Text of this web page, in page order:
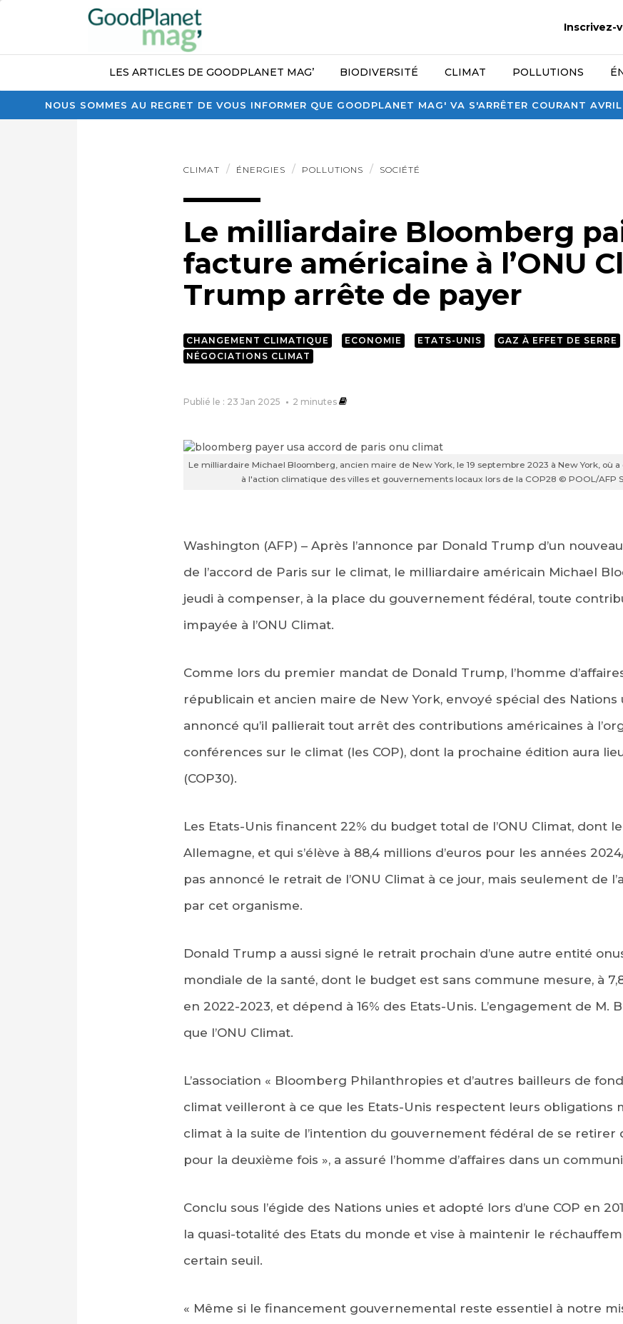
NOUS SOMMES AU REGRET DE VOUS INFORMER QUE GOODPLANET MAG' VA S'ARRÊTER COURANT
Inscrivez-
LES ARTICLES DE GOODPLANET MAG’ BIODIVERSITÉ CLIMAT POLLUTIONS
CLIMAT ÉNERGIES POLLUTIONS SOCIÉTÉ
Le milliardaire Bloomberg
facture américaine à l’ONU
Trump arrête de payer
CHANGEMENT CLIMATIQUE ECONOMIE ETATS-UNIS GAZ À EFFET DE SERRE
NÉGOCIATIONS CLIMAT
Publié le : 23 Jan 2025 2 minutes
Le milliardaire Michael Bloomberg, ancien maire de New York, le 19 septembre 2023 à New York, où
à l'action climatique des villes et gouvernements locaux lors de la COP28 © POOL/AFP
Washington (AFP) – Après l’annonce par Donald Trump d’un
de l’accord de Paris sur le climat, le milliardaire américain Michael
jeudi à compenser, à la place du gouvernement fédéral, toute
impayée à l’ONU Climat.
Comme lors du premier mandat de Donald Trump, l’homme
républicain et ancien maire de New York, envoyé spécial des Nations
annoncé qu’il pallierait tout arrêt des contributions américaines à
conférences sur le climat (les COP), dont la prochaine édition aura
(COP30).
Les Etats-Unis financent 22% du budget total de l’ONU Climat, dont
Allemagne, et qui s’élève à 88,4 millions d’euros pour les années
pas annoncé le retrait de l’ONU Climat à ce jour, mais seulement de
par cet organisme.
Donald Trump a aussi signé le retrait prochain d’une autre entité
mondiale de la santé, dont le budget est sans commune mesure, à
en 2022-2023, et dépend à 16% des Etats-Unis. L’engagement de M.
que l’ONU Climat.
L’association « Bloomberg Philanthropies et d’autres bailleurs de
climat veilleront à ce que les Etats-Unis respectent leurs obligations
climat à la suite de l’intention du gouvernement fédéral de se retirer
pour la deuxième fois », a assuré l’homme d’affaires dans un
Conclu sous l’égide des Nations unies et adopté lors d’une COP en
la quasi-totalité des Etats du monde et vise à maintenir le
certain seuil.
« Même si le financement gouvernemental reste essentiel à notre